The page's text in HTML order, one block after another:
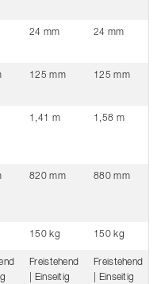
24 mm 24 mm
125 mm 125 mm
1,41 m 1,58 m
820 mm 880 mm
150 kg 150 kg
Freistehend
| Einseitig
Freistehend
| Einseitig